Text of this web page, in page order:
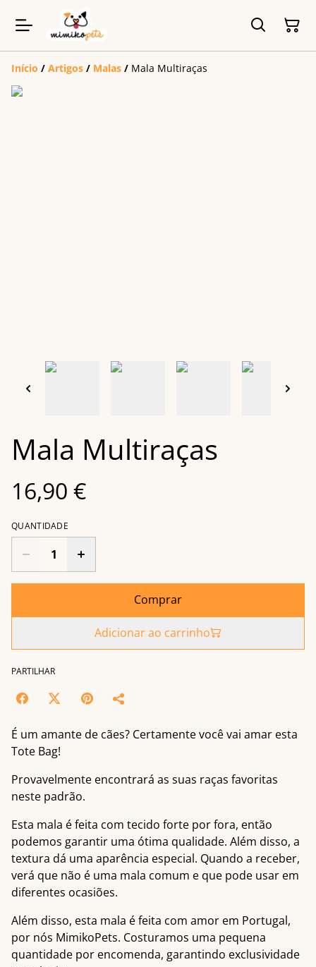
Início / Artigos / Malas / Mala Multiraças
Mala Multiraças
16,90 €
QUANTIDADE
Comprar
Adicionar ao carrinho
PARTILHAR
É um amante de cães? Certamente você vai amar esta
Tote Bag!
Provavelmente encontrará as suas raças favoritas
neste padrão.
Esta mala é feita com tecido forte por fora, então
podemos garantir uma ótima qualidade. Além disso, a
textura dá uma aparência especial. Quando a receber,
verá que não é uma mala comum e que pode usar em
diferentes ocasiões.
Além disso, esta mala é feita com amor em Portugal,
por nós MimikoPets. Costuramos uma pequena
quantidade por encomenda, garantindo exclusividade